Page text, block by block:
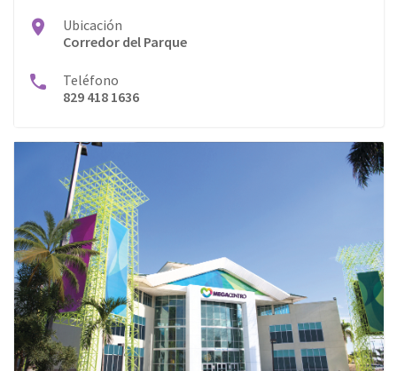
Ubicación
Corredor del Parque
Teléfono
829 418 1636